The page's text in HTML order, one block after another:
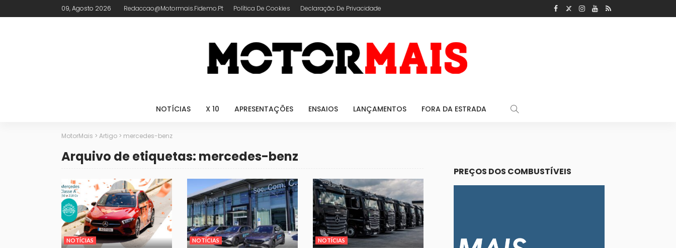
09, Agosto 2026 Redaccao@motormais.fidemo.pt Política De Cookies Declaração De Privacidade
NOTÍCIAS X 10 APRESENTAÇÕES ENSAIOS LANÇAMENTOS FORA DA ESTRADA
MotorMais > Artigo > mercedes-benz
Arquivo de etiquetas: mercedes-benz
NOTÍCIAS NOTÍCIAS NOTÍCIAS
PREÇOS DOS COMBUSTÍVEIS